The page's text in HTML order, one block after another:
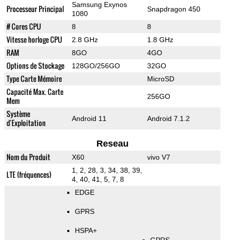
Processeur Principal
Samsung Exynos
1080
Snapdragon 450
# Cores CPU 8 8
Vitesse horloge CPU 2.8 GHz 1.8 GHz
RAM 8GO 4GO
Options de Stockage 128GO/256GO 32GO
Type Carte Mémoire MicroSD
Capacité Max. Carte
Mem
256GO
Système
d'Exploitation
Android 11 Android 7.1.2
Reseau
Nom du Produit X60 vivo V7
LTE (fréquences)
1, 2, 28, 3, 34, 38, 39,
4, 40, 41, 5, 7, 8
EDGE
GPRS
HSPA+